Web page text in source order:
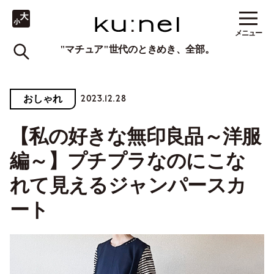
"マチュア"世代のときめき、全部。
メニュー
おしゃれ 2023.12.28
【私の好きな無印良品～洋服
編～】プチプラなのにこな
れて見えるジャンパースカ
ート